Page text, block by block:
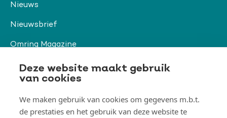
Deze website maakt gebruik
van cookies
We maken gebruik van cookies om gegevens m.b.t.
de prestaties en het gebruik van deze website te
Nieuws
Nieuwsbrief
Omring Magazine
Verwijzers
Organisatie & beleid